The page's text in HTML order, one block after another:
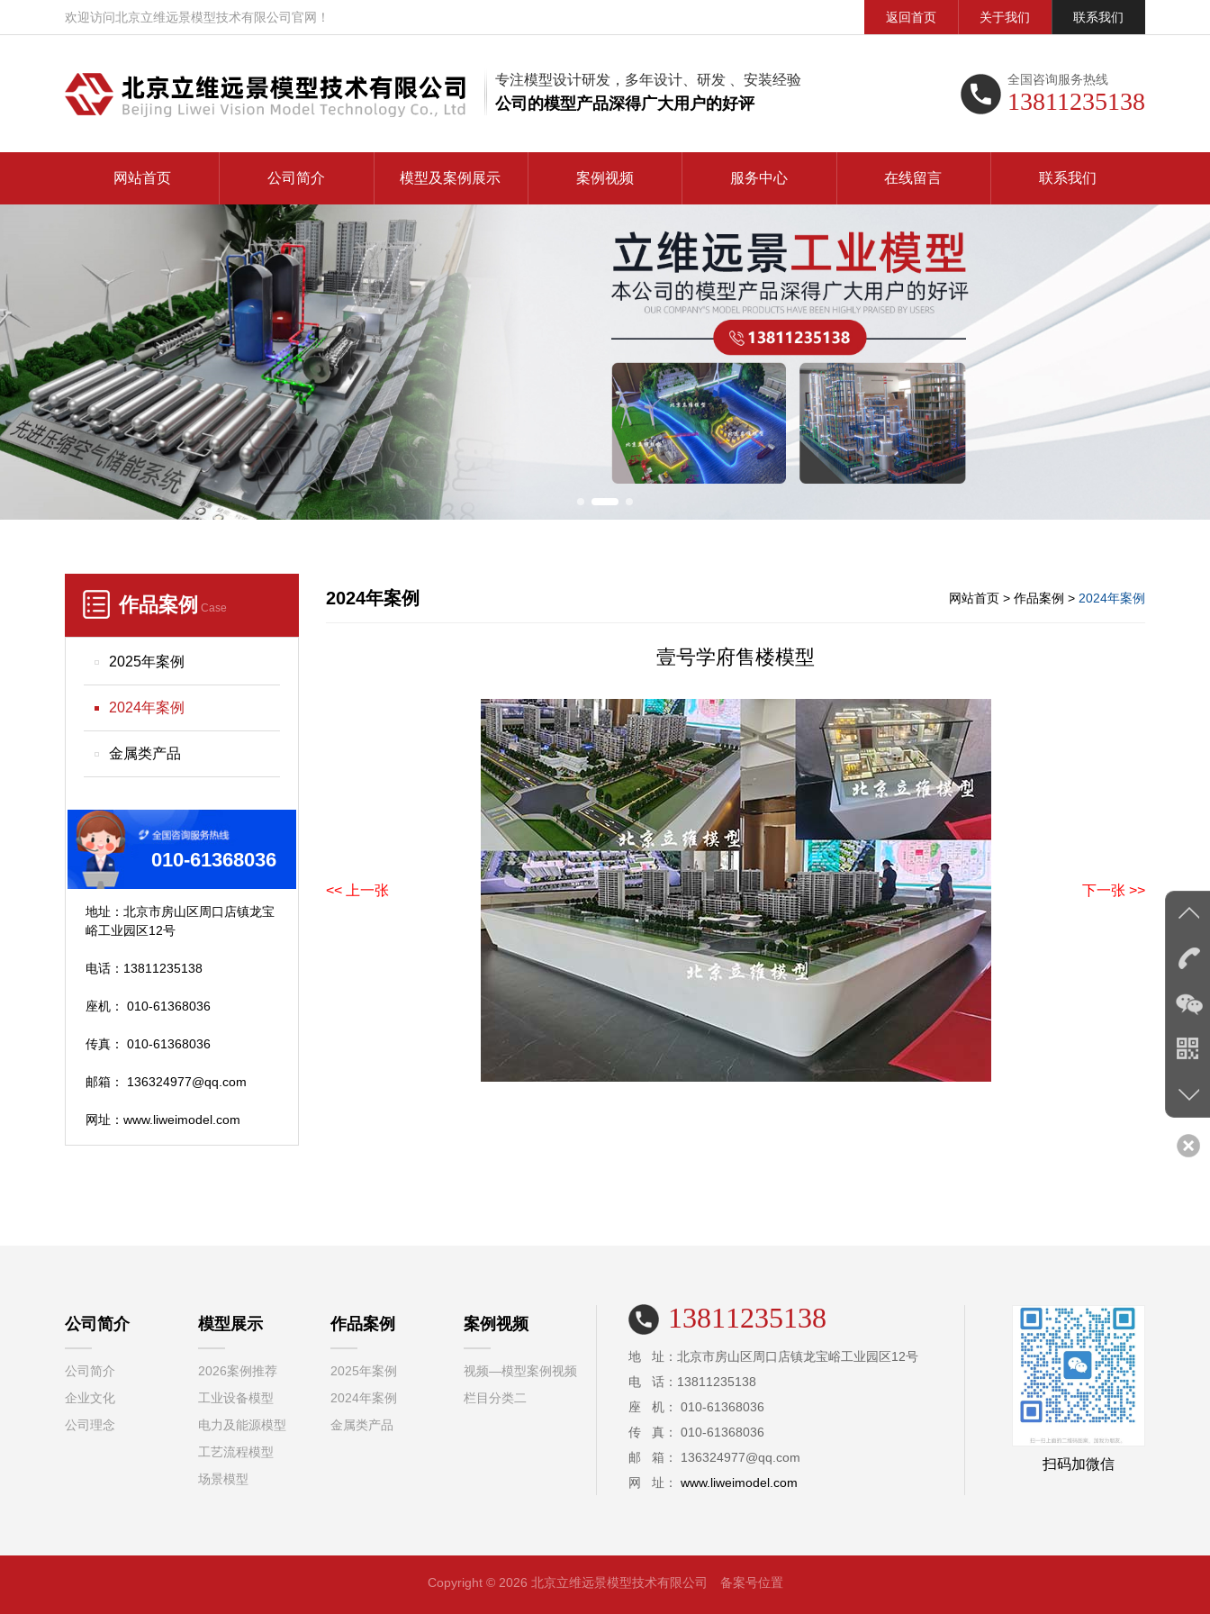
欢迎访问北京立维远景模型技术有限公司官网！ 返回首页 关于我们 联系我们
专注模型设计研发，多年设计、研发 、安装经验
公司的模型产品深得广大用户的好评
全国咨询服务热线
13811235138
网站首页 公司简介 模型及案例展示 案例视频 服务中心 在线留言 联系我们
作品案例 Case
2025年案例
2024年案例
金属类产品
010-61368036
地址：北京市房山区周口店镇龙宝
峪工业园区12号
电话：13811235138
座机： 010-61368036
传真： 010-61368036
邮箱： 136324977@qq.com
网址：www.liweimodel.com
2024年案例 网站首页 > 作品案例 > 2024年案例
壹号学府售楼模型
<< 上一张 下一张 >>
公司简介
公司简介
企业文化
公司理念
模型展示
2026案例推荐
工业设备模型
电力及能源模型
工艺流程模型
场景模型
作品案例
2025年案例
2024年案例
金属类产品
案例视频
视频—模型案例视频
栏目分类二
13811235138
地 址：北京市房山区周口店镇龙宝峪工业园区12号
电 话：13811235138
座 机： 010-61368036
传 真： 010-61368036
邮 箱： 136324977@qq.com
网 址： www.liweimodel.com
扫码加微信
Copyright © 2026 北京立维远景模型技术有限公司 备案号位置